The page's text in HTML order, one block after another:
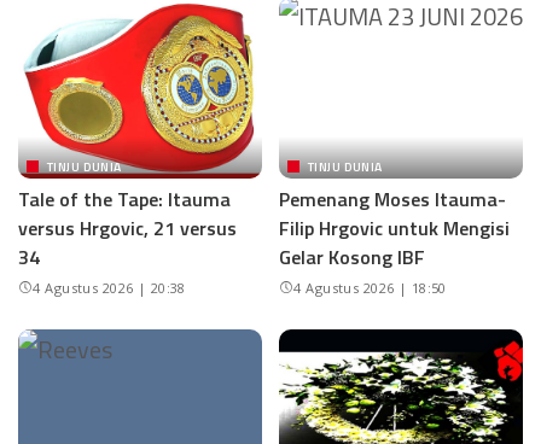
TINJU DUNIA
Tale of the Tape: Itauma
versus Hrgovic, 21 versus
34
4 Agustus 2026 | 20:38
TINJU DUNIA
Pemenang Moses Itauma-
Filip Hrgovic untuk Mengisi
Gelar Kosong IBF
4 Agustus 2026 | 18:50